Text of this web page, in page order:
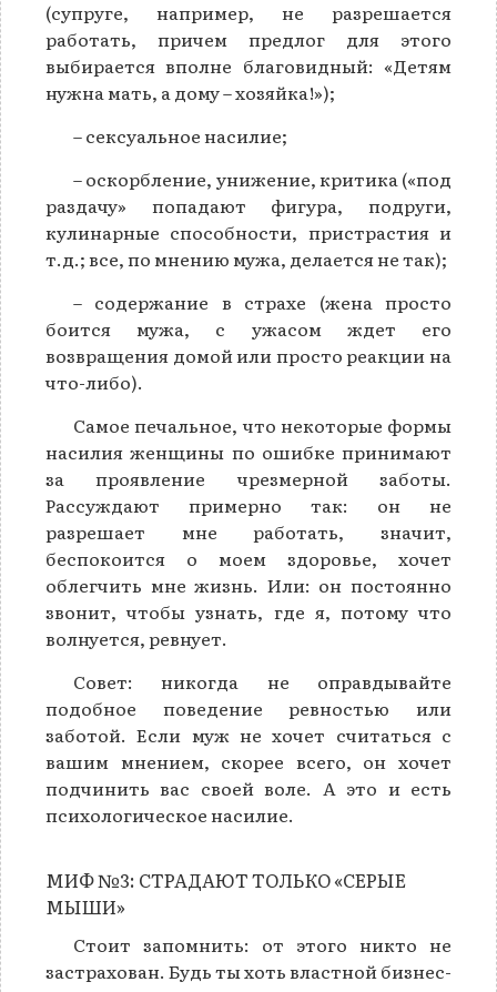
(супруге, например, не разрешается
работать, причем предлог для этого
выбирается вполне благовидный: «Детям
нужна мать, а дому – хозяйка!»);
– сексуальное насилие;
– оскорбление, унижение, критика («под
раздачу» попадают фигура, подруги,
кулинарные способности, пристрастия и
т.д.; все, по мнению мужа, делается не так);
– содержание в страхе (жена просто
боится мужа, с ужасом ждет его
возвращения домой или просто реакции на
что-либо).
Самое печальное, что некоторые формы
насилия женщины по ошибке принимают
за проявление чрезмерной заботы.
Рассуждают примерно так: он не
разрешает мне работать, значит,
беспокоится о моем здоровье, хочет
облегчить мне жизнь. Или: он постоянно
звонит, чтобы узнать, где я, потому что
волнуется, ревнует.
Совет: никогда не оправдывайте
подобное поведение ревностью или
заботой. Если муж не хочет считаться с
вашим мнением, скорее всего, он хочет
подчинить вас своей воле. А это и есть
психологическое насилие.
МИФ №3: СТРАДАЮТ ТОЛЬКО «СЕРЫЕ
МЫШИ»
Стоит запомнить: от этого никто не
застрахован. Будь ты хоть властной бизнес-